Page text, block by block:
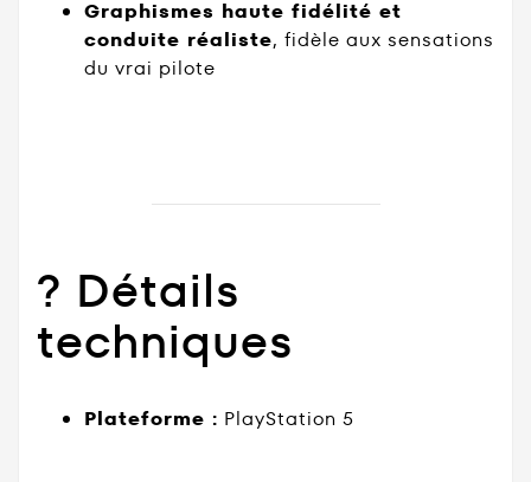
Graphismes haute fidélité et
conduite réaliste, fidèle aux sensations
du vrai pilote
? Détails
techniques
Plateforme : PlayStation 5